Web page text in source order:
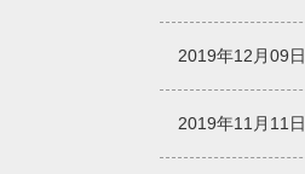
2019年12月09日
2019年11月11日